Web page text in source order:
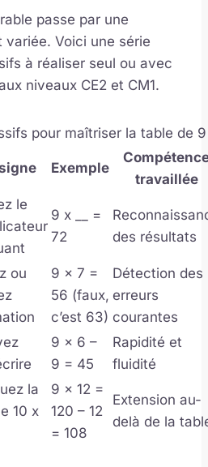
passe par une
variée. Voici une série
à réaliser seul ou avec
niveaux CE2 et CM1.
pour maîtriser la table de 9
Exemple
travaillée
le
9 x __ =
72
des résultats
ou
9 x 7 =
56 (faux,
c’est 63)
Détection des
erreurs
courantes
9 x 6 –
9 = 45
Rapidité et
fluidité
la
10 x
9 x 12 =
120 – 12
= 108
Extension au-
delà de la